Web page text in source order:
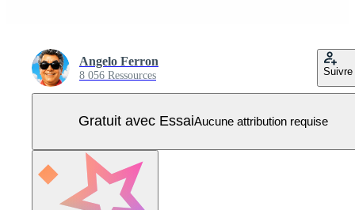
Angelo Ferron
8 056 Ressources Suivre
Gratuit avec EssaiAucune attribution requise